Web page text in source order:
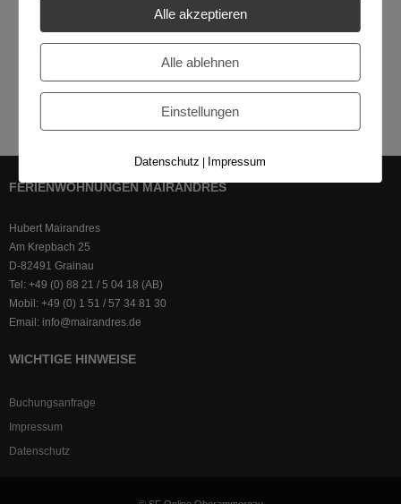
Mehr
Zugspitze ist unbeschreiblich.
Mehr
FERIENWOHNUNGEN MAIRANDRES
Hubert Mairandres
Am Krepbach 25
D-82491 Grainau
Tel: +49 (0) 88 21 / 5 04 18 (AB)
Mobil: +49 (0) 1 51 / 57 34 81 30
Email: info@mairandres.de
WICHTIGE HINWEISE
Buchungsanfrage
Impressum
Datenschutz
Alle akzeptieren
Alle ablehnen
Einstellungen
Datenschutz | Impressum